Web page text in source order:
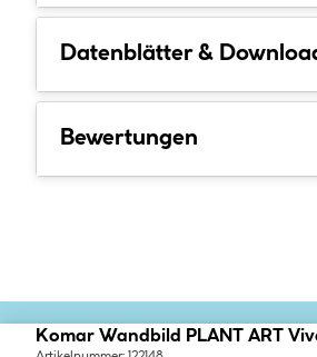
Datenblätter &
Bewertungen
Komar Wandbild PLANT ART